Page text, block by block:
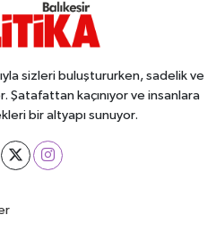
sizleri buluştururken, sadelik ve
Şatafattan kaçınıyor ve insanlara
bir altyapı sunuyor.